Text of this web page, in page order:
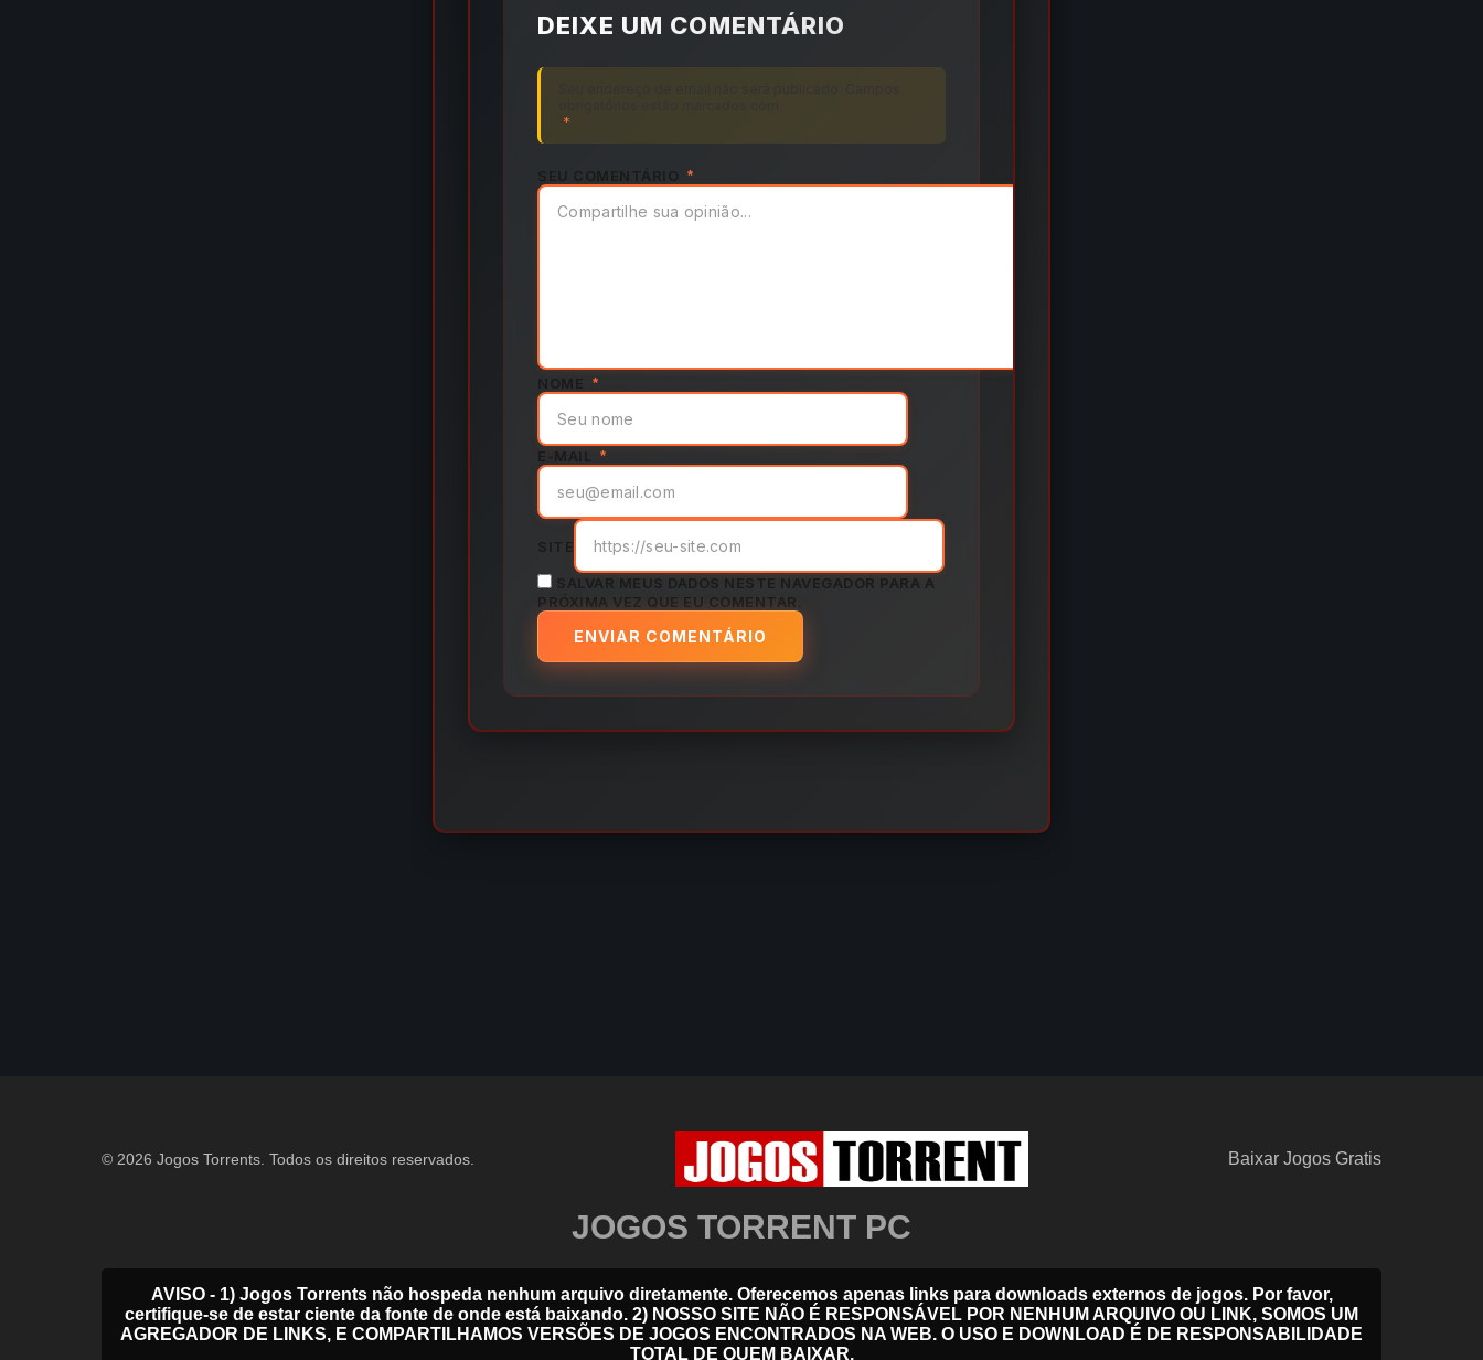
DEIXE UM COMENTÁRIO
*
*
*
E-MAIL *
SALVAR MEUS DADOS NESTE NAVEGADOR PARA A
PRÓXIMA VEZ QUE EU COMENTAR.
© 2026 Jogos Torrents. Todos os direitos reservados. Baixar Jogos Gratis
JOGOS TORRENT PC
AVISO - 1) Jogos Torrents não hospeda nenhum arquivo diretamente. Oferecemos apenas links para downloads externos de jogos. Por favor,
certifique-se de estar ciente da fonte de onde está baixando. 2) NOSSO SITE NÃO É RESPONSÁVEL POR NENHUM ARQUIVO OU LINK, SOMOS UM
AGREGADOR DE LINKS, E COMPARTILHAMOS VERSÕES DE JOGOS ENCONTRADOS NA WEB. O USO E DOWNLOAD É DE RESPONSABILIDADE
TOTAL DE QUEM BAIXAR.